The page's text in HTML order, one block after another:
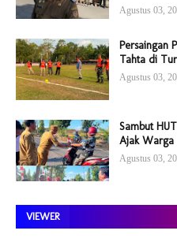
Agustus 03,
Persaingan
Tahta di
Agustus 03,
Sambut
Ajak Warga
Agustus 03,
VIEWER